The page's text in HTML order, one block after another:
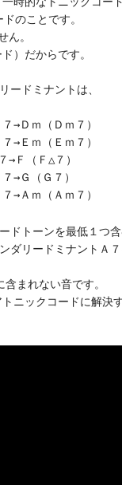
のことです。
。
）だからです。
ドミナントは、
→Ｄｍ（Ｄｍ７）
→Ｅｍ（Ｅｍ７）
Ｆ（Ｆ△７）
→Ｇ（Ｇ７）
ドトーンを最低１つ
ダリードミナントＡ
まれない音です。
ニックコードに解決